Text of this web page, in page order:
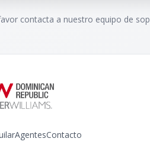
contacta a nuestro equipo de
AgentesContacto